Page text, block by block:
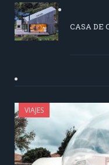
CASA DE
VIAJES